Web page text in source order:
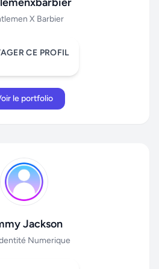
X Barbier
CE PROFIL
le portfolio
Jackson
Numerique